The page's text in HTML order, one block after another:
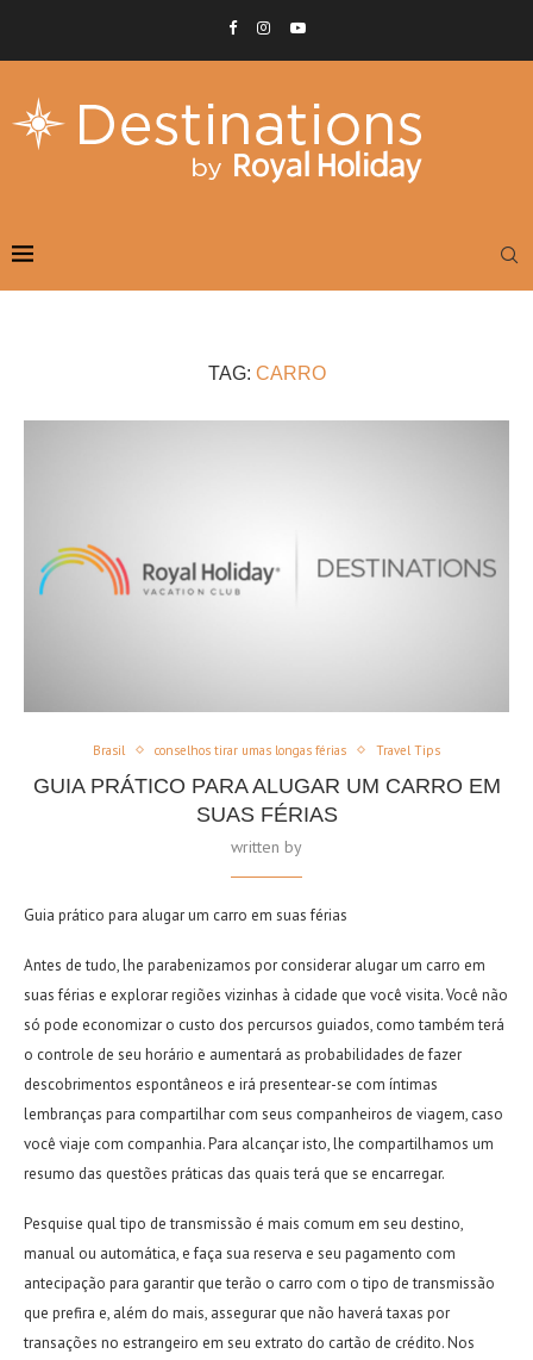
TAG: CARRO
Brasil conselhos tirar umas longas férias Travel Tips
GUIA PRÁTICO PARA ALUGAR UM CARRO EM
SUAS FÉRIAS
written by
Guia prático para alugar um carro em suas férias
Antes de tudo, lhe parabenizamos por considerar alugar um carro em
suas férias e explorar regiões vizinhas à cidade que você visita. Você não
só pode economizar o custo dos percursos guiados, como também terá
o controle de seu horário e aumentará as probabilidades de fazer
descobrimentos espontâneos e irá presentear-se com íntimas
lembranças para compartilhar com seus companheiros de viagem, caso
você viaje com companhia. Para alcançar isto, lhe compartilhamos um
resumo das questões práticas das quais terá que se encarregar.
Pesquise qual tipo de transmissão é mais comum em seu destino,
manual ou automática, e faça sua reserva e seu pagamento com
antecipação para garantir que terão o carro com o tipo de transmissão
que prefira e, além do mais, assegurar que não haverá taxas por
transações no estrangeiro em seu extrato do cartão de crédito. Nos